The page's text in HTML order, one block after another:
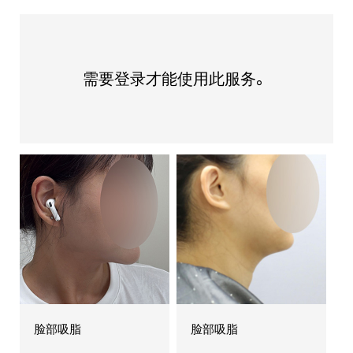
需要登录才能使用此服务。
脸部吸脂 脸部吸脂